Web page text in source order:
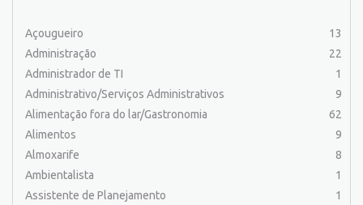
Açougueiro
13
Administração
22
Administrador de TI
1
Administrativo/Serviços Administrativos
9
Alimentação fora do lar/Gastronomia
62
Alimentos
9
Almoxarife
8
Ambientalista
1
Assistente de Planejamento
1